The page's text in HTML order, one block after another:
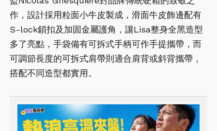
作，設計採用粒面小牛皮製成，滑面牛皮飾邊配有
S-lock鎖扣及加固金屬護角，讓Lisa整身全黑造型
多了亮點，手袋備有可拆式手柄可作手提攜帶，而
可調節長度的可拆式肩帶則適合肩背或斜背攜帶，
搭配不同造型都實用。